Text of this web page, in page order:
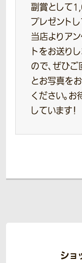
副賞として
プレゼントし
当店よりア
トをお送り
ので、ぜひご
とお写真を
ください。お
しています！
ショ